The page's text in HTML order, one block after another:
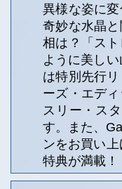
異様な姿に
奇妙な水晶
相は？「ス
ように美し
は特別先行
ーズ・エデ
スリー・ス
す。また、
ンをお買い
特典が満載